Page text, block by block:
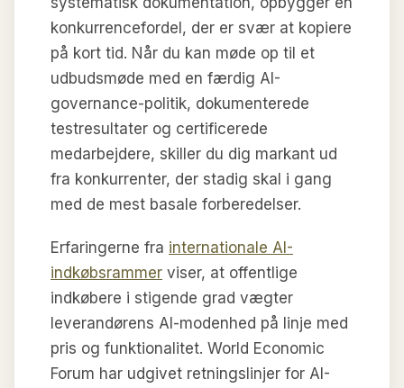
konkurrencefordel, der er svær at kopiere
på kort tid. Når du kan møde op til et
udbudsmøde med en færdig AI-
governance-politik, dokumenterede
testresultater og certificerede
medarbejdere, skiller du dig markant ud
fra konkurrenter, der stadig skal i gang
med de mest basale forberedelser.
Erfaringerne fra internationale AI-
indkøbsrammer viser, at offentlige
indkøbere i stigende grad vægter
leverandørens AI-modenhed på linje med
pris og funktionalitet. World Economic
Forum har udgivet retningslinjer for AI-